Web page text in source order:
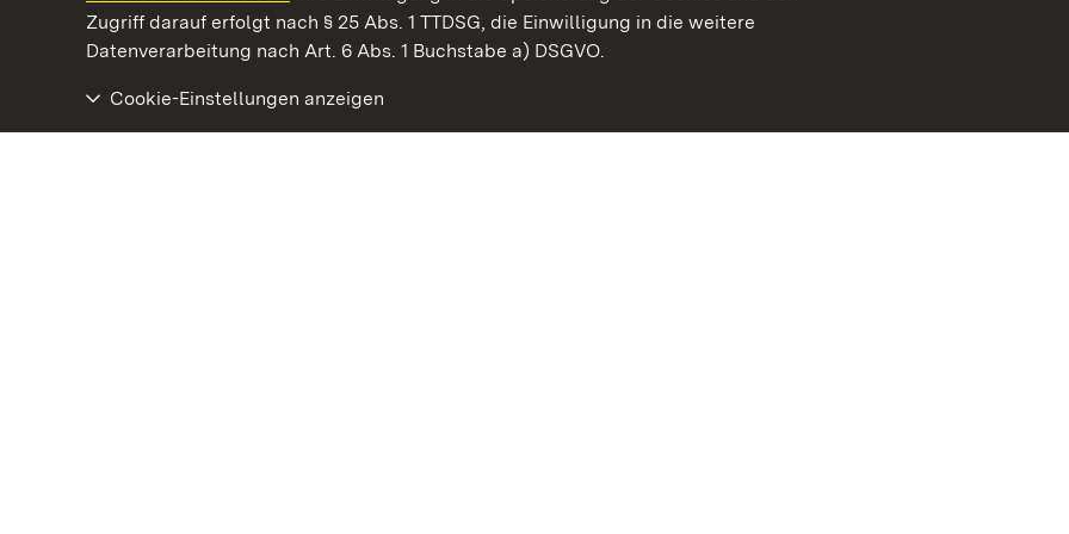
Zugriff darauf erfolgt nach § 25 Abs. 1 TTDSG, die Einwilligung in die weitere
Datenverarbeitung nach Art. 6 Abs. 1 Buchstabe a) DSGVO.
Cookie-Einstellungen anzeigen
Kommen. Staunen. Genießen.